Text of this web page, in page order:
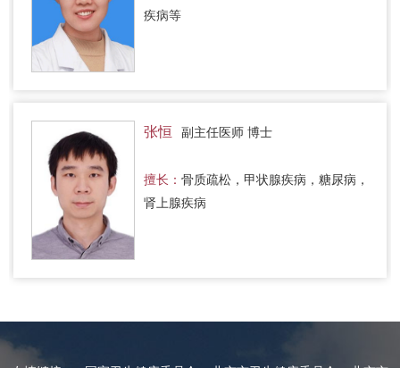
疾病等
张恒 副主任医师 博士
擅长： 骨质疏松，甲状腺疾病，糖尿病，
肾上腺疾病